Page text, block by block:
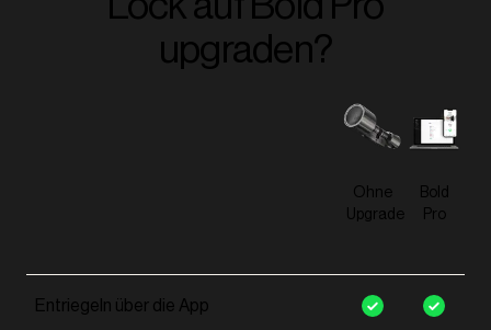
upgraden?
Ohne
Upgrade
Bold
Pro
Entriegeln über die App